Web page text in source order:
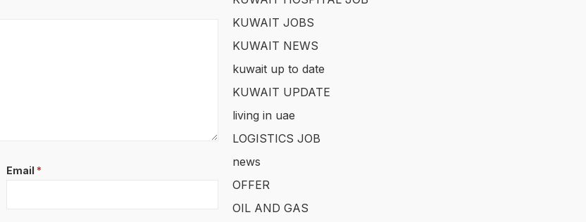
Email *
KUWAIT JOBS
KUWAIT NEWS
kuwait up to date
KUWAIT UPDATE
living in uae
LOGISTICS JOB
news
OFFER
OIL AND GAS